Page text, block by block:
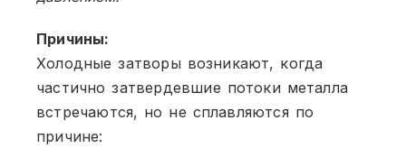
Причины:
Холодные затворы возникают, когда
частично затвердевшие потоки металла
встречаются, но не сплавляются по
причине: